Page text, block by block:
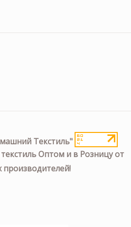
Текстиль"
Оптом и в Розницу от